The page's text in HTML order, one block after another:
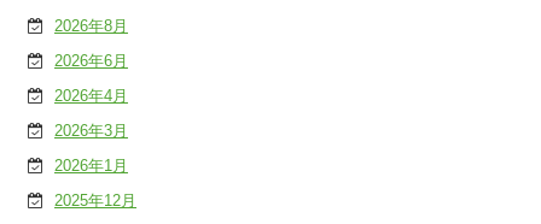
2026年8月
2026年6月
2026年4月
2026年3月
2026年1月
2025年12月